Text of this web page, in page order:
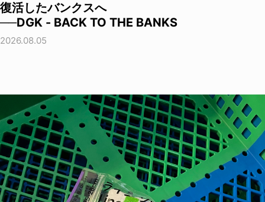
復活したバンクスへ
──DGK - BACK TO THE BANKS
2026.08.05